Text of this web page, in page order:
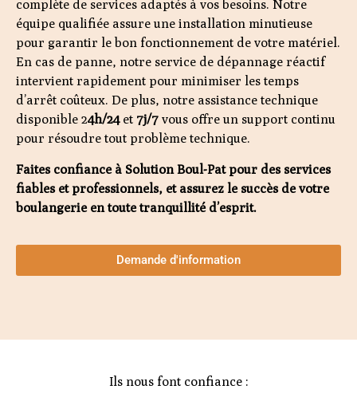
complète de services adaptés à vos besoins. Notre
équipe qualifiée assure une installation minutieuse
pour garantir le bon fonctionnement de votre matériel.
En cas de panne, notre service de dépannage réactif
intervient rapidement pour minimiser les temps
d’arrêt coûteux. De plus, notre assistance technique
disponible 24h/24et 7j/7 vous offre un support continu
pour résoudre tout problème technique.
Faites confiance à Solution Boul-Pat pour des services
fiables et professionnels, et assurez le succès de votre
boulangerie en toute tranquillité d’esprit.
Demande d'information
Ils nous font confiance :